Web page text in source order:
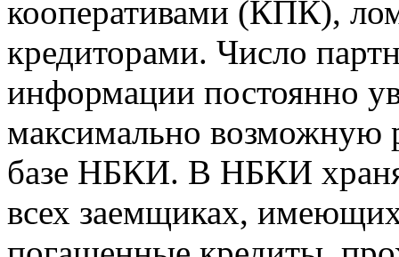
кооперативами (КПК),
кредиторами. Число
информации постоянно
максимально возможную
базе НБКИ. В НБКИ
всех заемщиках,